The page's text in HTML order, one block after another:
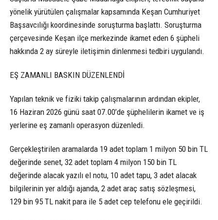
yönelik yürütülen çalışmalar kapsamında Keşan Cumhuriyet
Başsavcılığı koordinesinde soruşturma başlattı. Soruşturma
çerçevesinde Keşan ilçe merkezinde ikamet eden 6 şüpheli
hakkında 2 ay süreyle iletişimin dinlenmesi tedbiri uygulandı.
EŞ ZAMANLI BASKIN DÜZENLENDİ
Yapılan teknik ve fiziki takip çalışmalarının ardından ekipler,
16 Haziran 2026 günü saat 07.00’de şüphelilerin ikamet ve iş
yerlerine eş zamanlı operasyon düzenledi.
Gerçekleştirilen aramalarda 19 adet toplam 1 milyon 50 bin TL
değerinde senet, 32 adet toplam 4 milyon 150 bin TL
değerinde alacak yazılı el notu, 10 adet tapu, 3 adet alacak
bilgilerinin yer aldığı ajanda, 2 adet araç satış sözleşmesi,
129 bin 95 TL nakit para ile 5 adet cep telefonu ele geçirildi.